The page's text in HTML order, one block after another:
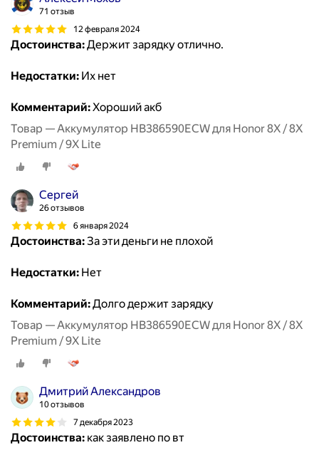
71 отзыв
12 февраля 2024
Достоинства:Держит зарядку отлично.
Недостатки: Их нет
Комментарий:Хороший акб
Товар — Аккумулятор HB386590ECW для Honor 8X / 8X
Premium / 9X Lite
Сергей
26 отзывов
6 января 2024
Достоинства:За эти деньги не плохой
Недостатки: Нет
Комментарий:Долго держит зарядку
Товар — Аккумулятор HB386590ECW для Honor 8X / 8X
Premium / 9X Lite
Дмитрий Александров
10 отзывов
7 декабря 2023
Достоинства: как заявлено по вт